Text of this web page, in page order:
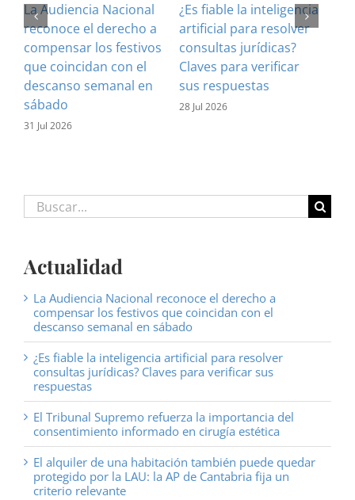
La Audiencia Nacional
reconoce el derecho a
compensar los festivos
que coincidan con el
descanso semanal en
sábado
31 Jul 2026
¿Es fiable la inteligencia
artificial para resolver
consultas jurídicas?
Claves para verificar
sus respuestas
28 Jul 2026
Buscar:
Actualidad
La Audiencia Nacional reconoce el derecho a
compensar los festivos que coincidan con el
descanso semanal en sábado
¿Es fiable la inteligencia artificial para resolver
consultas jurídicas? Claves para verificar sus
respuestas
El Tribunal Supremo refuerza la importancia del
consentimiento informado en cirugía estética
El alquiler de una habitación también puede quedar
protegido por la LAU: la AP de Cantabria fija un
criterio relevante